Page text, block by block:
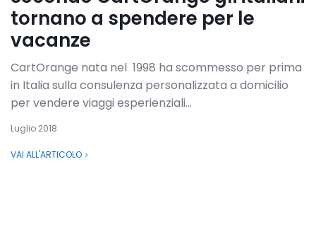
tornano a spendere per le
vacanze
CartOrange nata nel 1998 ha scommesso per prima
in Italia sulla consulenza personalizzata a domicilio
per vendere viaggi esperienziali...
Luglio 2018
VAI ALL'ARTICOLO